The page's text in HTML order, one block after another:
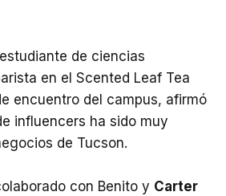
de ciencias
en el Scented Leaf Tea
encuentro del campus, afirmó
influencers ha sido muy
de Tucson.
con Benito y Carter